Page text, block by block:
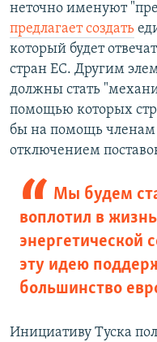
неточно именуют
предлагает создать
который будет
стран ЕС. Другим
должны стать
помощью которых
бы на помощь членам
отключением
Мы будем
воплотил в
энергетической
эту идею
большинство
Инициативу Туска